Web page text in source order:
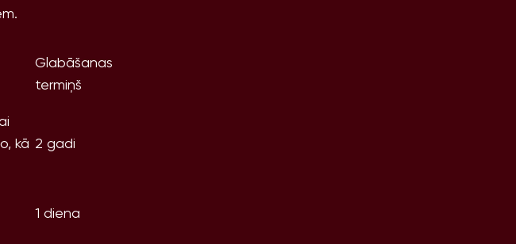
Glabāšanas
termiņš
kā 2 gadi
1 diena